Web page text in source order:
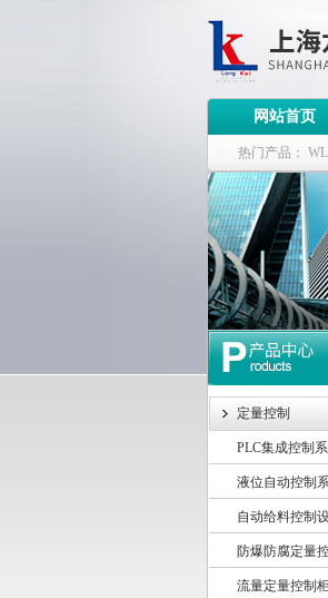
上海龙魁工业技术
网站首页
热门产品：
WDK流量定量
定量控制
PLC集成控制
液位自动控制
自动给料控制
防爆防腐定量
流量定量控制